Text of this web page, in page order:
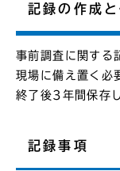
記録の作成と
事前調査に関する
現場に備え置く必
終了後3年間保存
記録事項